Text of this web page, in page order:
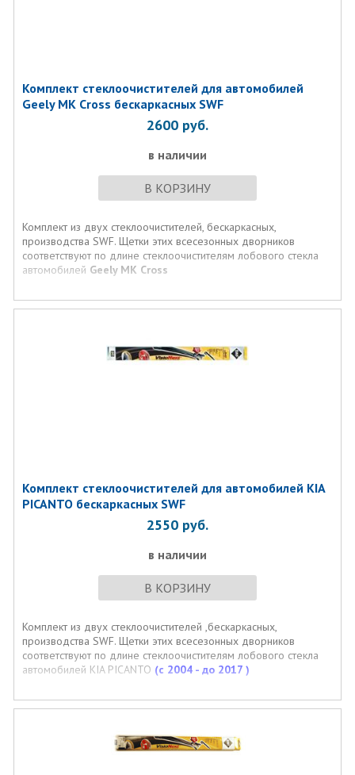
Комплект стеклоочистителей для автомобилей
Geely MK Cross бескаркасных SWF
2600 руб.
в наличии
В КОРЗИНУ
Комплект из двух стеклоочистителей, бескаркасных,
производства SWF. Щетки этих всесезонных дворников
соответствуют по длине стеклоочистителям лобового стекла
автомобилей Geely MK Cross
Комплект стеклоочистителей для автомобилей KIA
PICANTO бескаркасных SWF
2550 руб.
в наличии
В КОРЗИНУ
Комплект из двух стеклоочистителей ,бескаркасных,
производства SWF. Щетки этих всесезонных дворников
соответствуют по длине стеклоочистителям лобового стекла
автомобилей KIA PICANTO (с 2004 - до 2017 )